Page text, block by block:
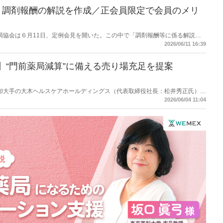
剤報酬の解説を作成／正会員限定で会員のメリ
会は６月11日、定例会見を開いた。この中で「調剤報酬等に係る解説」
限定への提供とすることで、協会会員のメリットも訴求したい考え。
2026/06/11 16:39
“門前薬局減算”に備える売り場充足を提案
手の大木ヘルスケアホールディングス（代表取締役社長：松井秀正氏）は
予定している「2026秋冬カテゴリー提案商談会」の事前説明会を開催し
2026/06/04 11:04